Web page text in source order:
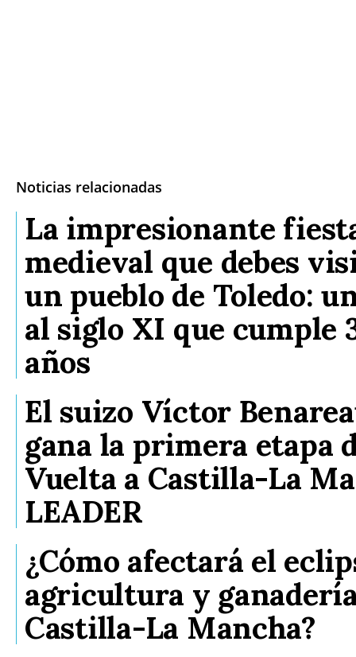
Noticias relacionadas
La impresionante
medieval que debes
un pueblo de Toledo:
al siglo XI que cumple
años
El suizo Víctor
gana la primera etapa
Vuelta a Castilla-La
LEADER
¿Cómo afectará el
agricultura y
Castilla-La Mancha?